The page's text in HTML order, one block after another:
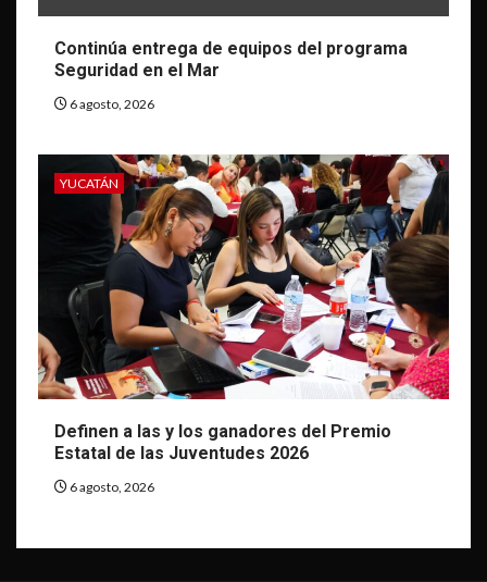
Continúa entrega de equipos del programa
Seguridad en el Mar
6 agosto, 2026
YUCATÁN
Definen a las y los ganadores del Premio
Estatal de las Juventudes 2026
6 agosto, 2026